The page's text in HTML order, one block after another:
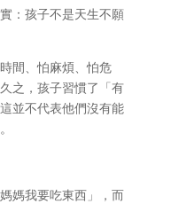
：孩子不是天生不願
間、怕麻煩、怕危
之，孩子習慣了「有
並不代表他們沒有能
媽我要吃東西」，而